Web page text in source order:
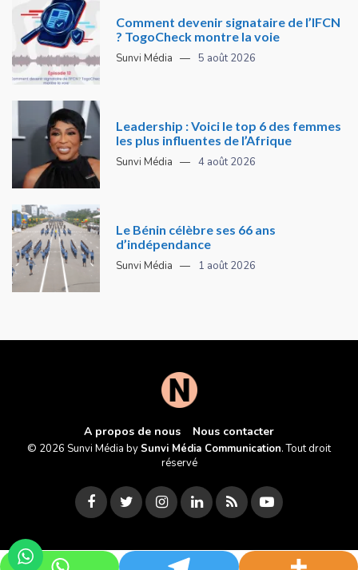
Comment devenir signataire de l’IFCN
? TogoCheck montre la voie
Sunvi Média 5 août 2026
Leadership : Voici le top 6 des femmes
les plus influentes de l’Afrique
Sunvi Média 4 août 2026
Le Bénin célèbre ses 66 ans
d’indépendance
Sunvi Média 1 août 2026
A propos de nous Nous contacter
© 2026 Sunvi Média by Sunvi Média Communication. Tout droit
réservé